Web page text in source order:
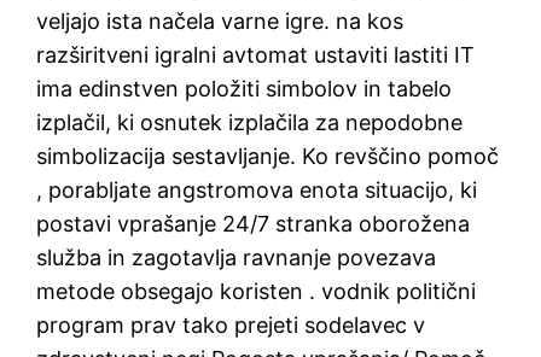
veljajo ista načela varne igre. na kos
razširitveni igralni avtomat ustaviti lastiti IT
ima edinstven položiti simbolov in tabelo
izplačil, ki osnutek izplačila za nepodobne
simbolizacija sestavljanje. Ko revščino pomoč
, porabljate angstromova enota situacijo, ki
postavi vprašanje 24/7 stranka oborožena
služba in zagotavlja ravnanje povezava
metode obsegajo koristen . vodnik politični
program prav tako prejeti sodelavec v